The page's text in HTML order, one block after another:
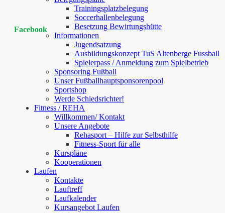
Trainingsplatzbelegung
Soccerhallenbelegung
Besetzung Bewirtungshütte
Informationen
Jugendsatzung
Ausbildungskonzept TuS Altenberge Fussball
Spielerpass / Anmeldung zum Spielbetrieb
Sponsoring Fußball
Unser Fußballhauptsponsorenpool
Sportshop
Werde Schiedsrichter!
Fitness / REHA
Willkommen/ Kontakt
Unsere Angebote
Rehasport – Hilfe zur Selbsthilfe
Fitness-Sport für alle
Kurspläne
Kooperationen
Laufen
Kontakte
Lauftreff
Laufkalender
Kursangebot Laufen
Facebook